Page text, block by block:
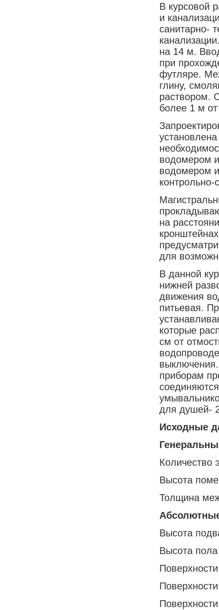
В курсовой
и
санитарно-
на 14 м.
при
футляре.
глину,
раствором.
более 1 м
водомером
водомером
контрольно-
на
для
В данной
нижней
движения
питьевая.
которые
см от
приборам
для душей-
Исходные
Количество
Высота
Толщина
Высота
Высота